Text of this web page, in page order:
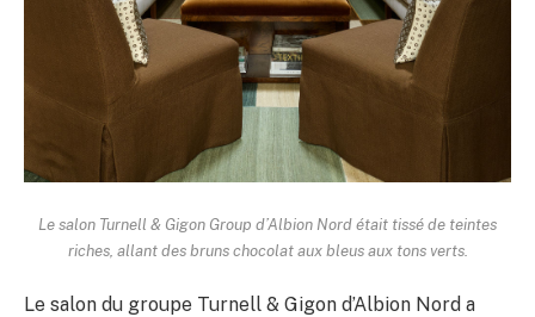
Le salon Turnell & Gigon Group d’Albion Nord était tissé de teintes
riches, allant des bruns chocolat aux bleus aux tons verts.
Le salon du groupe Turnell & Gigon d’Albion Nord a